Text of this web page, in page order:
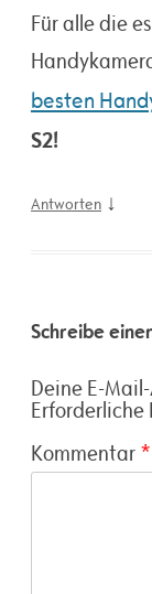
Für alle die
besten
S2!
Antworten ↓
Schreibe
Deine E-
Erforderliche
Kommentar *